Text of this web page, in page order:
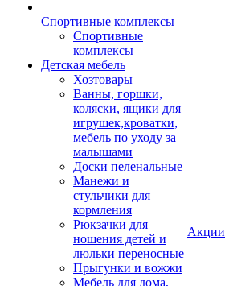
Спортивные комплексы
Спортивные
комплексы
Детская мебель
Хозтовары
Ванны, горшки,
коляски, ящики для
игрушек,кроватки,
мебель по уходу за
малышами
Доски пеленальные
Манежи и
стульчики для
кормления
Рюкзачки для
ношения детей и
люльки переносные
Прыгунки и вожжи
Мебель для дома,
Акции